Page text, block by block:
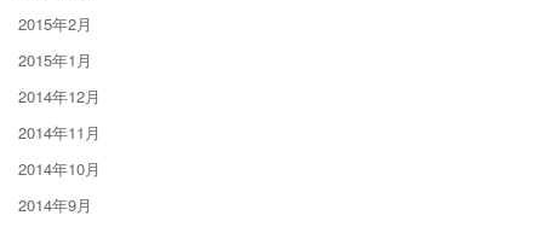
2015年2月
2015年1月
2014年12月
2014年11月
2014年10月
2014年9月